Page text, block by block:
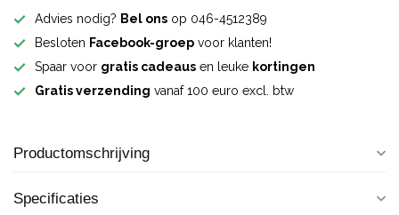
Advies nodig? Bel ons op 046-4512389
Besloten Facebook-groep voor klanten!
Spaar voor gratis cadeaus en leuke kortingen
Gratis verzending vanaf 100 euro excl. btw
Productomschrijving
Specificaties